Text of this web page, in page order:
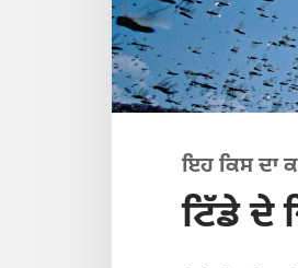
ਇਹ ਕਿਸ ਦਾ
ਟਿੱਡੇ ਦੇ